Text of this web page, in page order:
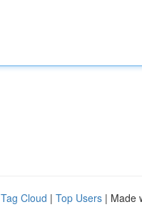
Tag Cloud | Top Users | Made